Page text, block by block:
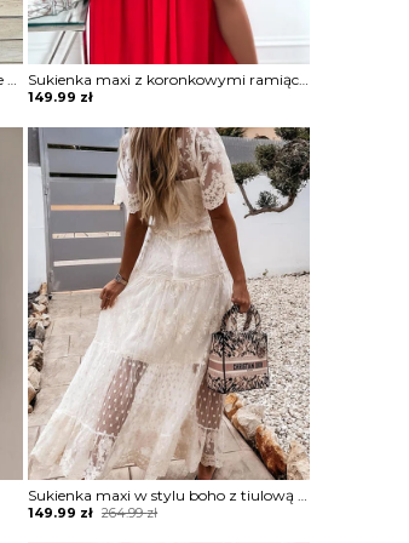
Sukienka midi z krótkim rękawem ze zwiewnego materiału Sukienka maxi z koronkowymi ramiączkami
149.99 zł
Sukienka maxi w stylu boho z tiulową warstwą
264.99zł
Original
149.99 zł
Current